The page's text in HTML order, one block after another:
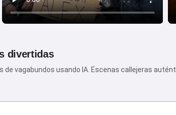
divertidas
de vagabundos usando IA. Escenas callejeras